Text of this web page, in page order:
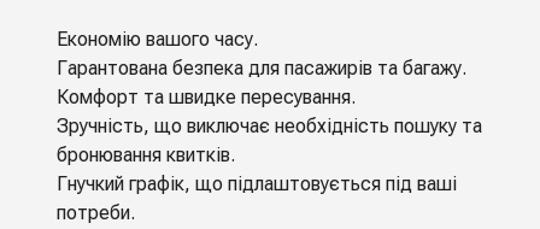
Економію вашого часу.
Гарантована безпека для пасажирів та багажу.
Комфорт та швидке пересування.
Зручність, що виключає необхідність пошуку та
бронювання квитків.
Гнучкий графік, що підлаштовується під ваші
потреби.